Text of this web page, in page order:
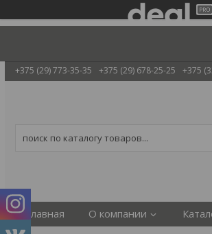
+375 (29) 773-35-35 +375 (29) 678-25-25 +375
Главная О компании